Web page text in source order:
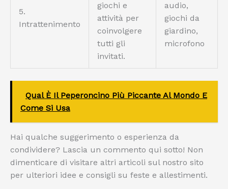
5.
Intrattenimento
giochi e
attività per
coinvolgere
tutti gli
invitati.
audio,
giochi da
giardino,
microfono
Qual È Il Peperoncino Più Piccante Al Mondo E
Come Si Usa
Hai qualche suggerimento o esperienza da
condividere? Lascia un commento qui sotto! Non
dimenticare di visitare altri articoli sul nostro sito
per ulteriori idee e consigli su feste e allestimenti.